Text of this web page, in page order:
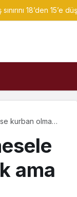
18’den 15’e
kurban olmak
ama